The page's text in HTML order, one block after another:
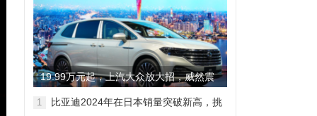
19.99万元起，上汽大众放大招，威然震
撼全场
1
比亚迪2024年在日本销量突破新高，挑